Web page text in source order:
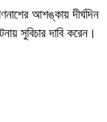
আশঙ্কায় দীর্ঘদিন
সুবিচার দাবি করেন।